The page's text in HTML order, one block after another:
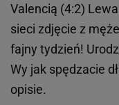
Valencią (4:2)
sieci zdjęcie z
fajny tydzień!
Wy jak spędzacie
opisie.